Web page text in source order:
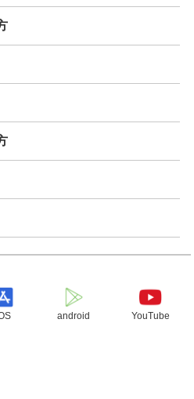
android YouTube